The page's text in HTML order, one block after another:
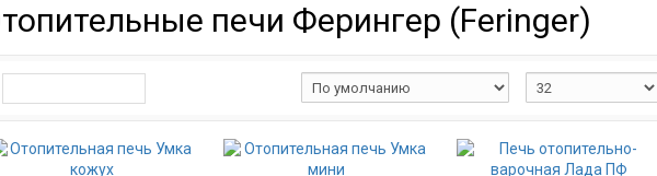
печи Ферингер (Feringer)